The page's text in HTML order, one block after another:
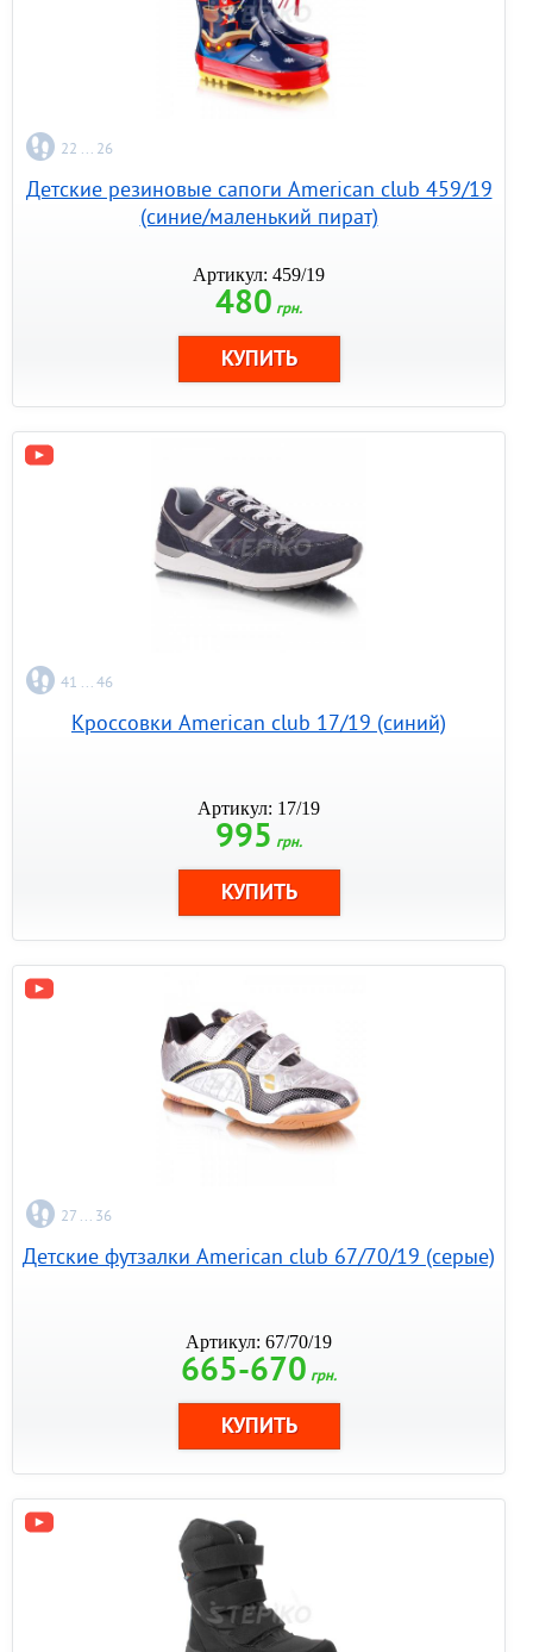
22 ... 26
Детские резиновые сапоги American club 459/19
(синие/маленький пират)
Артикул: 459/19
480 грн.
41 ... 46
Кроссовки American club 17/19 (синий)
Артикул: 17/19
995 грн.
27 ... 36
Детские футзалки American club 67/70/19 (серые)
Артикул: 67/70/19
665-670 грн.